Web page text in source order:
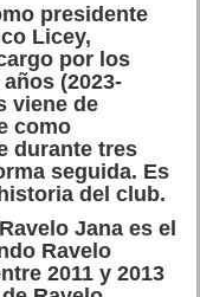
presidente
Licey,
por los
(2023-
viene de
como
durante tres
seguida. Es
del club.
Jana es el
Ravelo
2011 y 2013